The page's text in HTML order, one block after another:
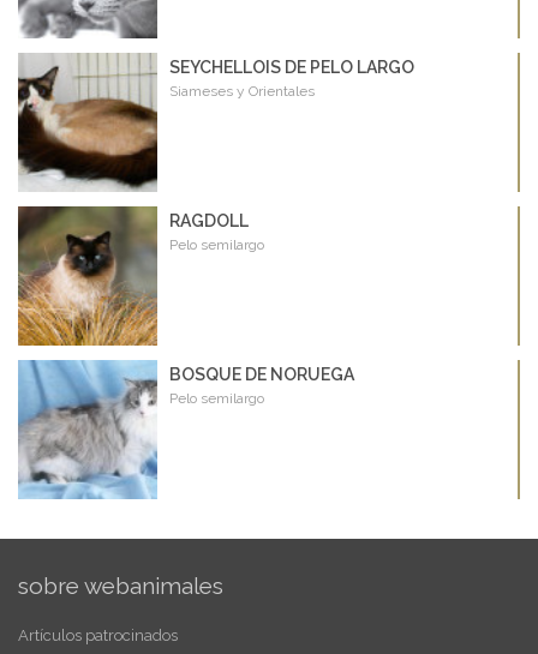
SEYCHELLOIS DE PELO LARGO
Siameses y Orientales
RAGDOLL
Pelo semilargo
BOSQUE DE NORUEGA
Pelo semilargo
sobre webanimales
Artículos patrocinados